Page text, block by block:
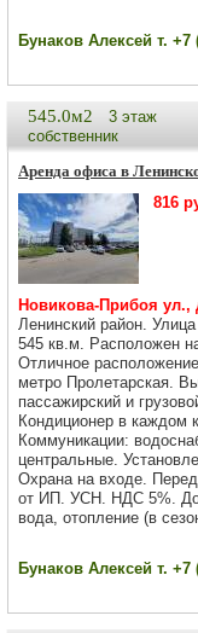
Бунаков Алексей т. +7
545.0м2 3 этаж
собственник
Аренда офиса в
816
Новикова-Прибоя ул.,
Ленинский район.
545 кв.м. Расположен
Отличное
метро Пролетарская.
пассажирский и
Кондиционер в каждом
Коммуникации:
центральные.
Охрана на входе.
от ИП. УСН. НДС 5%.
вода, отопление (в
Бунаков Алексей т. +7